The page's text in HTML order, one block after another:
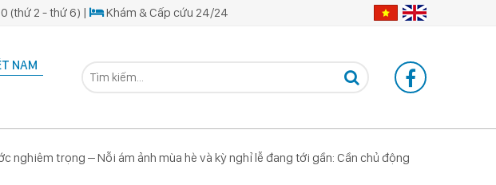
(thứ 2 - thứ 6) | Khám & Cấp cứu 24/24
NAM
nghiêm trọng – Nỗi ám ảnh mùa hè và kỳ nghỉ lễ đang tới gần: Cần chủ động